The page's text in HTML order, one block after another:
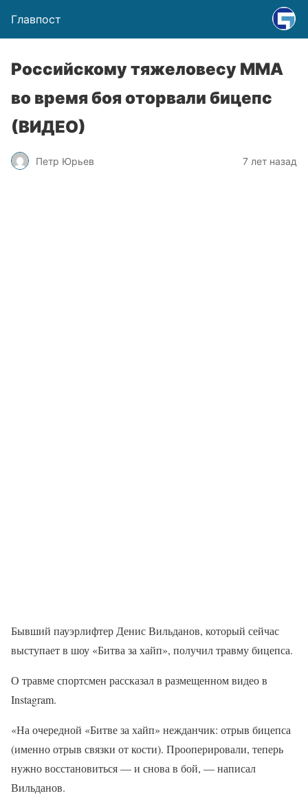
Главпост
Российскому тяжеловесу ММА
во время боя оторвали бицепс
(ВИДЕО)
Петр Юрьев 7 лет назад
Бывший пауэрлифтер Денис Вильданов, который сейчас
выступает в шоу «Битва за хайп», получил травму бицепса.
О травме спортсмен рассказал в размещенном видео в
Instagram.
«На очередной «Битве за хайп» нежданчик: отрыв бицепса
(именно отрыв связки от кости). Прооперировали, теперь
нужно восстановиться — и снова в бой, — написал
Вильданов.